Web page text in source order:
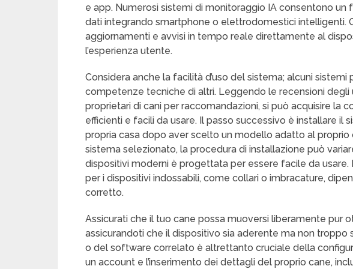
e app. Numerosi sistemi di monitoraggio IA consentono
dati integrando smartphone o elettrodomestici intelligenti.
aggiornamenti e avvisi in tempo reale direttamente al
l’esperienza utente.
Considera anche la facilità d’uso del sistema; alcuni
competenze tecniche di altri. Leggendo le recensioni
proprietari di cani per raccomandazioni, si può acquisire la
efficienti e facili da usare. Il passo successivo è installare il
propria casa dopo aver scelto un modello adatto al proprio
sistema selezionato, la procedura di installazione può
dispositivi moderni è progettata per essere facile da
per i dispositivi indossabili, come collari o imbracature,
corretto.
Assicurati che il tuo cane possa muoversi liberamente pur
assicurandoti che il dispositivo sia aderente ma non troppo
o del software correlato è altrettanto cruciale della
un account e l’inserimento dei dettagli del proprio cane,